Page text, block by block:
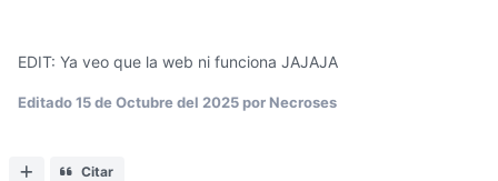
EDIT: Ya veo que la web ni funciona JAJAJA
Editado15 de Octubre del 2025por Necroses
Citar